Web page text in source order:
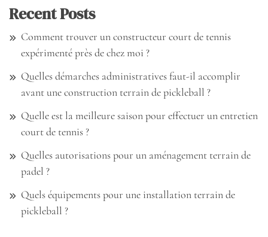
Recent Posts
Comment trouver un constructeur court de tennis
expérimenté près de chez moi ?
Quelles démarches administratives faut-il accomplir
avant une construction terrain de pickleball ?
Quelle est la meilleure saison pour effectuer un entretien
court de tennis ?
Quelles autorisations pour un aménagement terrain de
padel ?
Quels équipements pour une installation terrain de
pickleball ?